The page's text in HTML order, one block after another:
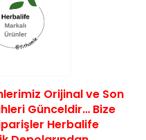
Orijinal ve Son
Günceldir… Bize
Herbalife